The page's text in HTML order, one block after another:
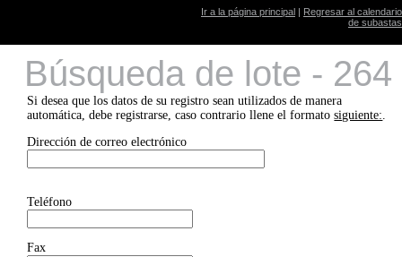
Ir a la página principal | Regresar al calendario
de subastas
Búsqueda de lote - 264
Si desea que los datos de su registro sean utilizados de manera
automática, debe registrarse, caso contrario llene el formatosiguiente:.
Dirección de correo electrónico
Teléfono
Fax